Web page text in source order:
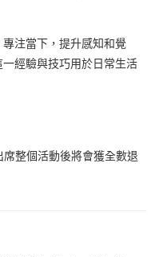
注當下，提升感知和覺
經驗與技巧用於日常生活
整個活動後將會獲全數退